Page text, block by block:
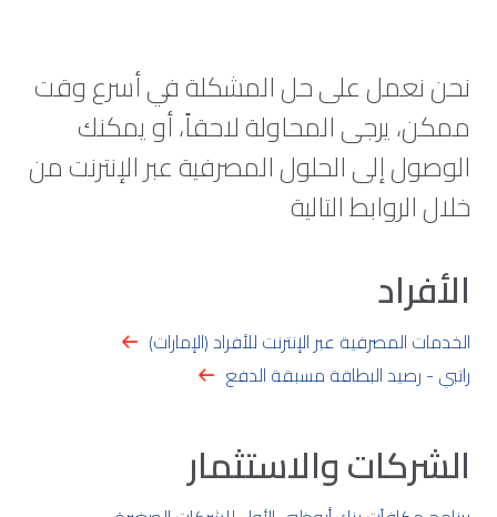
نحن نعمل على حل المشكلة في أسرع وقت
ممكن، يرجى المحاولة لاحقاً، أو يمكنك
الوصول إلى الحلول المصرفية عبر الإنترنت من
خلال الروابط التالية
الأفراد
الخدمات المصرفية عبر الإنترنت للأفراد (الإمارات)
راتبي - رصيد البطاقة مسبقة الدفع
الشركات والاستثمار